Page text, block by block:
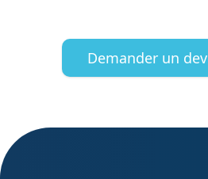
Demander un